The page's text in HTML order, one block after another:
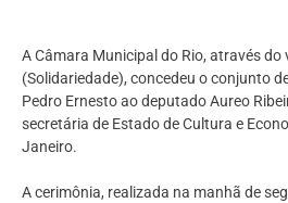
A Câmara Municipal do Rio, através do
(Solidariedade), concedeu o conjunto
Pedro Ernesto ao deputado Aureo
secretária de Estado de Cultura e
Janeiro.
A cerimônia, realizada na manhã de